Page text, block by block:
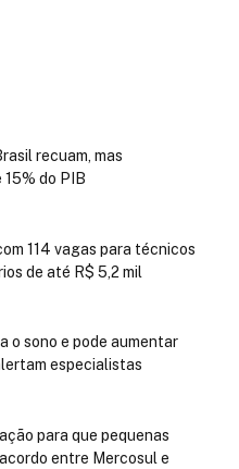
recuam, mas
15% do PIB
114 vagas para técnicos
de até R$ 5,2 mil
o sono e pode aumentar
especialistas
para que pequenas
entre Mercosul e